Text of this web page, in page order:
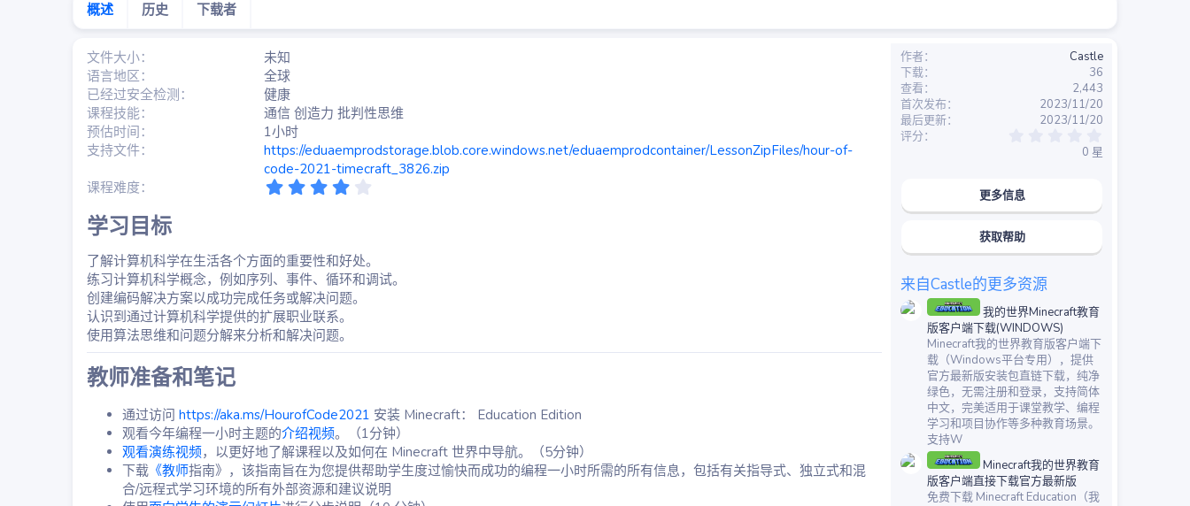
期
概述 历史 下载者
文件大小
未知
语言地区
全球
已经过安全检测
健康
课程技能
通信 创造力 批判性思维
预估时间
1小时
支持文件
https://eduaemprodstorage.blob.core.windows.net/eduaemprodcontainer/LessonZipFiles/hour-of-
code-2021-timecraft_3826.zip
课程难度
学习目标​
了解计算机科学在生活各个方面的重要性和好处。
练习计算机科学概念，例如序列、事件、循环和调试。
创建编码解决方案以成功完成任务或解决问题。
认识到通过计算机科学提供的扩展职业联系。
使用算法思维和问题分解来分析和解决问题。
教师准备和笔记​
通过访问 https://aka.ms/HourofCode2021 安装 Minecraft： Education Edition
观看今年编程一小时主题的介绍视频。（1分钟）
观看演练视频，以更好地了解课程以及如何在 Minecraft 世界中导航。（5分钟）
下载 《教师指南》，该指南旨在为您提供帮助学生度过愉快而成功的编程一小时所需的所有信息，包括有关指导式、独立式和混
合/远程式学习环境的所有外部资源和建议说明
作者
Castle
下载
36
查看
2,443
首次发布
2023/11/20
最后更新
2023/11/20
评分
0 星
更多信息
获取帮助
来自Castle的更多资源
我的世界Minecraft教育
版客户端下载(WINDOWS)
Minecraft我的世界教育版客户端下
载（Windows平台专用），提供
官方最新版安装包直链下载，纯净
绿色，无需注册和登录，支持简体
中文，完美适用于课堂教学、编程
学习和项目协作等多种教育场景。
支持W
Minecraft我的世界教育
版客户端直接下载官方最新版
免费下载 Minecraft Education（我